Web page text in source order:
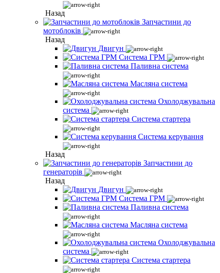
Назад
Запчастини до
мотоблоків
Назад
Двигун
Система ГРМ
Паливна система
Масляна система
Охолоджувальна
система
Система стартера
Система керування
Назад
Запчастини до
генераторів
Назад
Двигун
Система ГРМ
Паливна система
Масляна система
Охолоджувальна
система
Система стартера